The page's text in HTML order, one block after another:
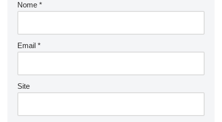
Nome *
Email *
Site